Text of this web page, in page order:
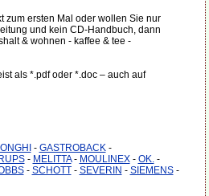
zum ersten Mal oder wollen Sie nur
und kein CD-Handbuch, dann
& wohnen - kaffee & tee -
als *.pdf oder *.doc – auch auf
- GASTROBACK-
- MELITTA- MOULINEX- OK.-
- SCHOTT- SEVERIN - SIEMENS-